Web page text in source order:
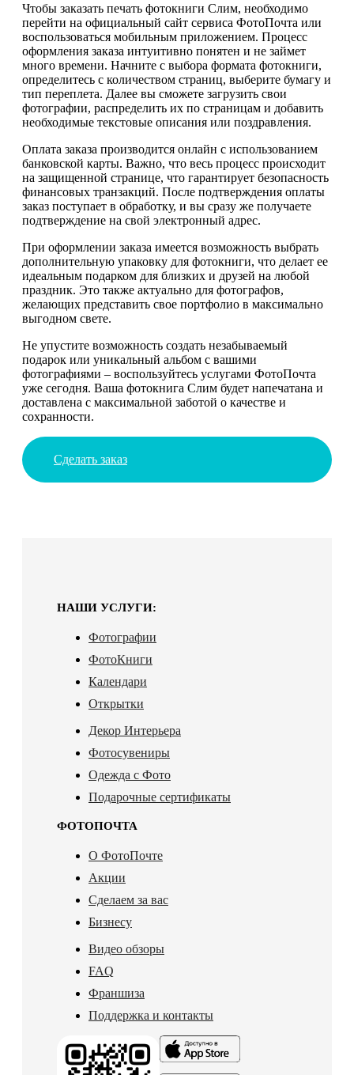
Чтобы заказать печать фотокниги Слим, необходимо
перейти на официальный сайт сервиса ФотоПочта или
воспользоваться мобильным приложением. Процесс
оформления заказа интуитивно понятен и не займет
много времени. Начните с выбора формата фотокниги,
определитесь с количеством страниц, выберите бумагу и
тип переплета. Далее вы сможете загрузить свои
фотографии, распределить их по страницам и добавить
необходимые текстовые описания или поздравления.
Оплата заказа производится онлайн с использованием
банковской карты. Важно, что весь процесс происходит
на защищенной странице, что гарантирует безопасность
финансовых транзакций. После подтверждения оплаты
заказ поступает в обработку, и вы сразу же получаете
подтверждение на свой электронный адрес.
При оформлении заказа имеется возможность выбрать
дополнительную упаковку для фотокниги, что делает ее
идеальным подарком для близких и друзей на любой
праздник. Это также актуально для фотографов,
желающих представить свое портфолио в максимально
выгодном свете.
Не упустите возможность создать незабываемый
подарок или уникальный альбом с вашими
фотографиями – воспользуйтесь услугами ФотоПочта
уже сегодня. Ваша фотокнига Слим будет напечатана и
доставлена с максимальной заботой о качестве и
сохранности.
Сделать заказ
НАШИ УСЛУГИ:
Фотографии
ФотоКниги
Календари
Открытки
Декор Интерьера
Фотосувениры
Одежда с Фото
Подарочные сертификаты
ФОТОПОЧТА
О ФотоПочте
Акции
Сделаем за вас
Бизнесу
Видео обзоры
FAQ
Франшиза
Поддержка и контакты